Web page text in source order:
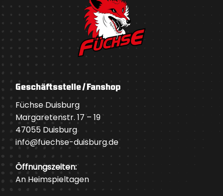
Geschäftsstelle / Fanshop
Füchse Duisburg
Margaretenstr. 17 – 19
47055 Duisburg
info@fuechse-duisburg.de
Öffnungszeiten:
An Heimspieltagen